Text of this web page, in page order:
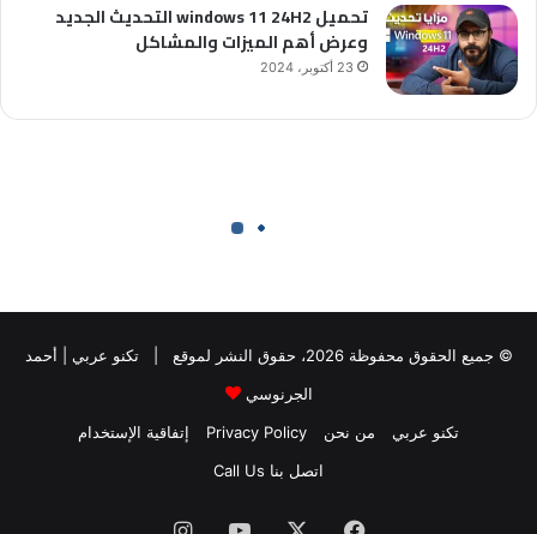
تحميل windows 11 24H2 التحديث الجديد
وعرض أهم الميزات والمشاكل
23 أكتوبر، 2024
© جميع الحقوق محفوظة 2026، حقوق النشر لموقع |
تكنو عربي | أحمد
الجرنوسي
تكنو عربي
من نحن Privacy Policy
إتفاقية الإستخدام
اتصل بنا Call Us